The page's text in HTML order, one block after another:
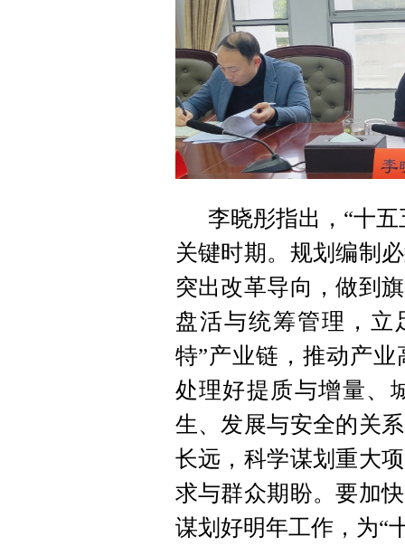
李晓彤指出，“十
关键时期。规划编制
突出改革导向，做到
盘活与统筹管理，立
特”产业链，推动产
处理好提质与增量、
生、发展与安全的关
长远，科学谋划重大
求与群众期盼。要加
谋划好明年工作，为“